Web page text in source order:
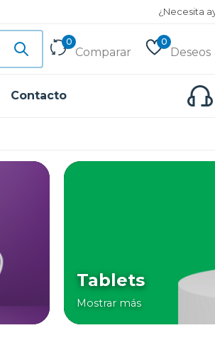
¿Necesita
0
Comparar
0
Deseos
Contacto
Tablets
Mostrar más